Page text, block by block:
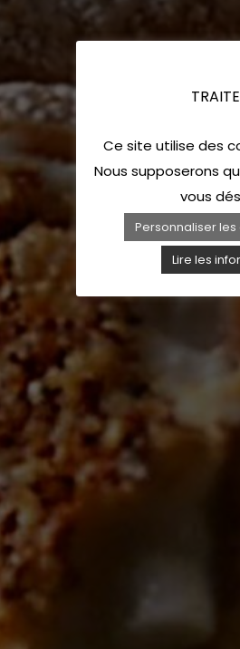
Ce site utilise des
Nous supposerons
vous
Personnaliser
Lire les